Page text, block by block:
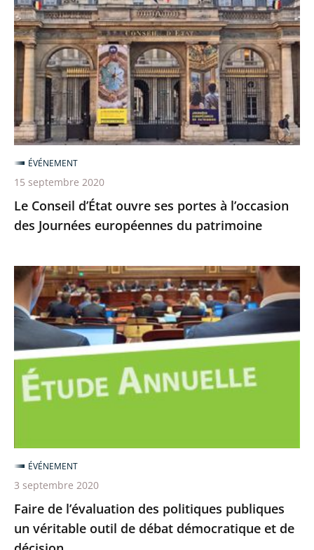
d’État
ouvre
ses
portes
à
l’occasion
des
Journées
européennes
du
patrimoine
Le Conseil d’État ouvre ses portes à l’occasion
des Journées européennes du patrimoine
ÉVÉNEMENT
15 septembre 2020
Faire
de
l’évaluation
politiques
publiques
un
de
débat
démocratique
et
de
Faire de l’évaluation des politiques publiques
un véritable outil de débat démocratique et de
ÉVÉNEMENT
3 septembre 2020